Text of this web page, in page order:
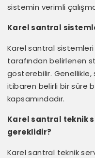
sistemin verimli
Karel santral
Karel santral
tarafından belirlenen
gösterebilir.
itibaren belirli bir süre
kapsamındadır.
Karel santral teknik
gereklidir?
Karel santral teknik